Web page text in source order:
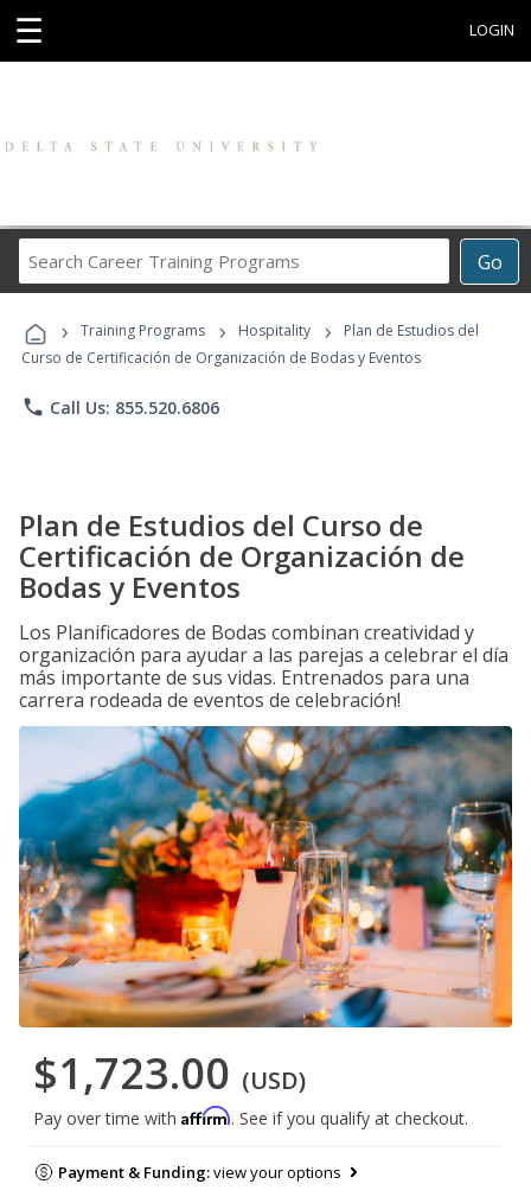
☰ LOGIN
Go
Career
Programs
› Training Programs › Hospitality ›
Plan de Estudios del
Curso de Certificación de Organización de Bodas y Eventos
phone Call Us: 855.520.6806
Plan de Estudios del Curso de
Certificación de Organización de
Bodas y Eventos
Los Planificadores de Bodas combinan creatividad y
organización para ayudar a las parejas a celebrar el día
más importante de sus vidas. Entrenados para una
carrera rodeada de eventos de celebración!
$1,723.00 (USD)
Pay over time with Affirm. See if you qualify at checkout.
Payment & Funding:view your options